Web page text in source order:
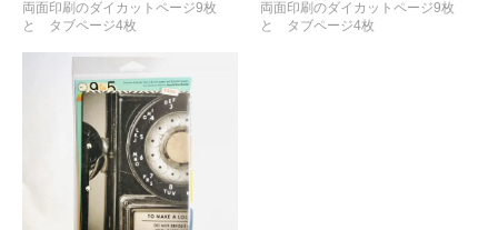
両面印刷のダイカットページ9枚
と タブページ4枚
両面印刷のダイカットページ9枚
と タブページ4枚